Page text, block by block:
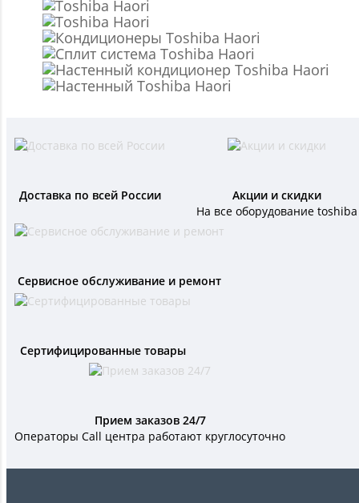
Доставка по всей России
Акции и скидки
На все оборудование toshiba
Сервисное обслуживание и ремонт
Сертифицированные товары
Прием заказов 24/7
Операторы Call центра работают круглосуточно